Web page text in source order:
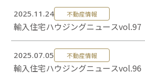
お客様の声
会社案内
リフォーム
2025.11.24 不動産情報
輸入住宅ハウジングニュースvol.97
2025.07.05 不動産情報
輸入住宅ハウジングニュースvol.96